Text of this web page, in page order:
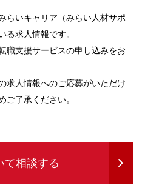
らいキャリア（みらい人材サポ
る求人情報です。
職支援サービスの申し込みをお
求人情報へのご応募がいただけ
ご了承ください。
て相談する